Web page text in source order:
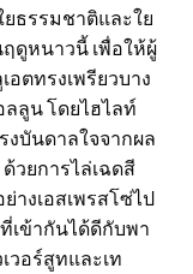
ธรรมชาติและใย
ดูหนาวนี้ เพื่อให้ผู้
ตทรงเพรียวบาง
ลลูน โดยไฮไลท์
บันดาลใจจากผล
วยการไล่เฉดสี
างเอสเพรสโซ่ไป
ที่เข้ากันได้ดีกับพา
วอร์สูทและเท